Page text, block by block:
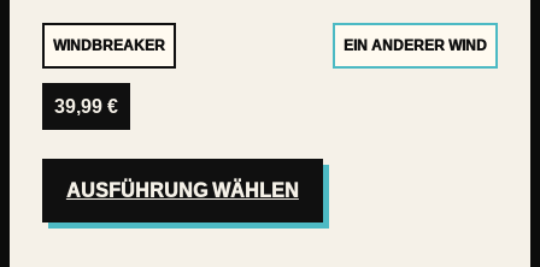
WINDBREAKER EIN ANDERER WIND
39,99 €
AUSFÜHRUNG WÄHLEN